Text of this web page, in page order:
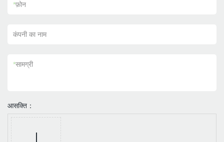
*फ़ोन
कंपनी का नाम
*सामग्री
आसक्ति：